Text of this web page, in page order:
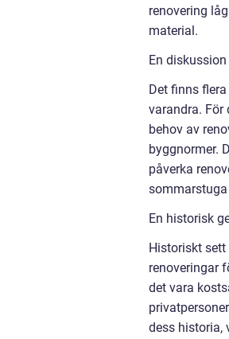
renovering
material.
En
Det finns
varandra. För
behov av
byggnormer.
påverka
En historisk
Historiskt
renoveringar
det vara
dess historia,